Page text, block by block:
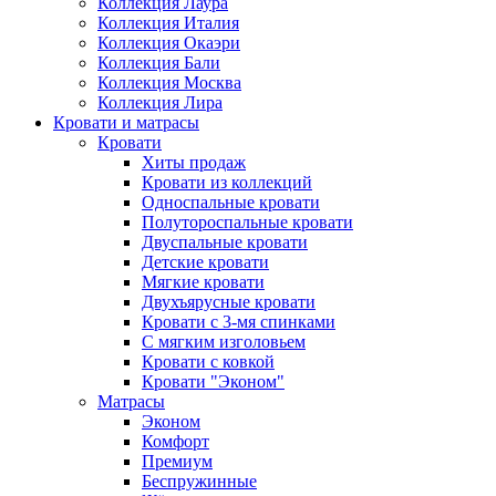
Коллекция Италия
Коллекция Окаэри
Коллекция Бали
Коллекция Москва
Коллекция Лира
Кровати и матрасы
Кровати
Хиты продаж
Кровати из коллекций
Односпальные кровати
Полутороспальные кровати
Двуспальные кровати
Детские кровати
Мягкие кровати
Двухъярусные кровати
Кровати с 3-мя спинками
С мягким изголовьем
Кровати с ковкой
Кровати "Эконом"
Матрасы
Эконом
Комфорт
Премиум
Беспружинные